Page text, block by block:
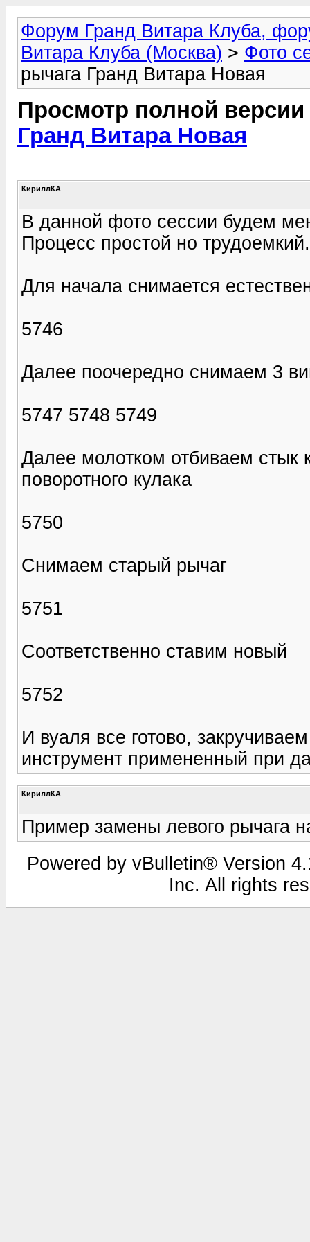
Форум Гранд Витара Клуба,
Витара Клуба (Москва) > Фото
рычага Гранд Витара Новая
Просмотр полной
Гранд Витара Новая
КириллКА
В данной фото сессии будем
Процесс простой но трудоемкий.
Для начала снимается
5746
Далее поочередно снимаем 3
5747 5748 5749
Далее молотком отбиваем
поворотного кулака
5750
Снимаем старый рычаг
5751
Соответственно ставим новый
5752
И вуаля все готово,
инструмент примененный при
КириллКА
Пример замены левого рычага
Powered by vBulletin® Version
Inc. All rights